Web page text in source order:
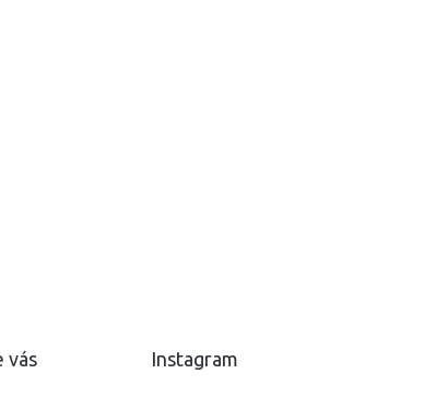
vás Instagram